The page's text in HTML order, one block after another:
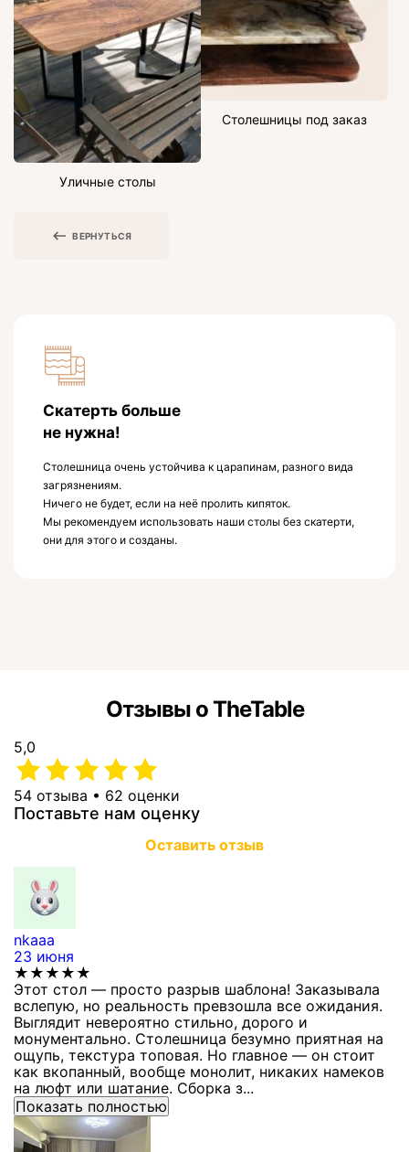
Уличные столы
Столешницы под заказ
ВЕРНУТЬСЯ
Скатерть больше
не нужна!
Столешница очень устойчива к царапинам, разного вида
загрязнениям.
Ничего не будет, если на неё пролить кипяток.
Мы рекомендуем использовать наши столы без скатерти,
они для этого и созданы.
Отзывы о TheTable
5,0
54 отзыва • 62 оценки
Поставьте нам оценку
Оставить отзыв
nkaaa
23 июня
★★★★★
Этот стол — просто разрыв шаблона! Заказывала
вслепую, но реальность превзошла все ожидания.
Выглядит невероятно стильно, дорого и
монументально. Столешница безумно приятная на
ощупь, текстура топовая. Но главное — он стоит
как вкопанный, вообще монолит, никаких намеков
на люфт или шатание. Сборка з...
Показать полностью